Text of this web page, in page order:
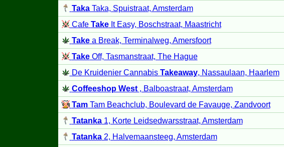
TakaTaka, Spuistraat, Amsterdam
Cafe TakeIt Easy, Boschstraat, Maastricht
Takea Break, Terminalweg, Amersfoort
TakeOff, Tasmanstraat, The Hague
De Kruidenier Cannabis Takeaway, Nassaulaan, Haarlem
Coffeeshop West , Balboastraat, Amsterdam
TamTam Beachclub, Boulevard de Favauge, Zandvoort
Tatanka1, Korte Leidsedwarsstraat, Amsterdam
Tatanka2, Halvemaansteeg, Amsterdam